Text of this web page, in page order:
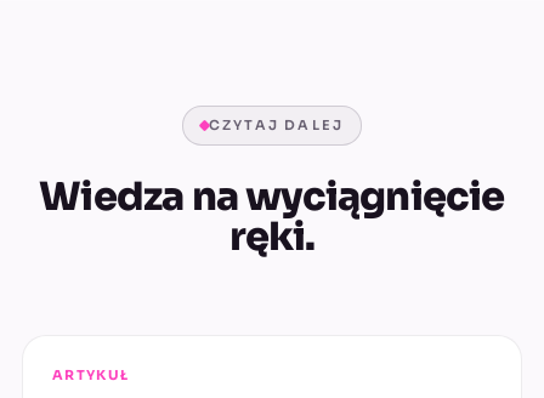
CZYTAJ DALEJ
Wiedza na wyciągnięcie
ręki.
ARTYKUŁ